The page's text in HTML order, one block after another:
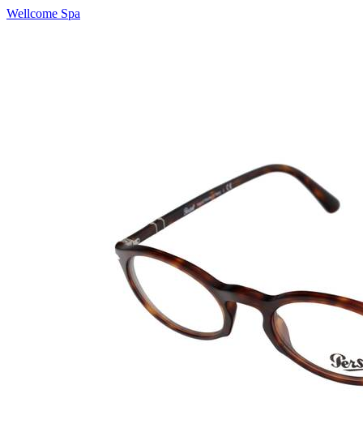
Wellcome Spa